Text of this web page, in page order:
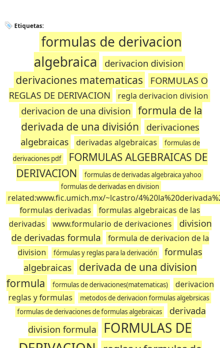
Etiquetas:
formulas de derivacion
algebraica
derivacion division
derivaciones matematicas
FORMULAS O
REGLAS DE DERIVACION
regla derivacion division
derivacion de una division
formula de la
derivada de una división
derivaciones
algebraicas
derivadas algebraicas
formulas de
derivaciones pdf
FORMULAS ALGEBRAICAS DE
DERIVACION
formulas de derivadas algebraica yahoo
formulas de derivadas en division
related:www.fic.umich.mx/~lcastro/
formulas derivadas
formulas algebraicas de las
derivadas
www.formulario de derivaciones
division
de derivadas formula
formula de derivacion de la
division
fórmulas y reglas para la derivación
formulas
algebraicas
derivada de una division
formula
formulas de derivaciones(matematicas)
derivacion
reglas y formulas
metodos de derivacion formulas algebrsicas
formulas de derivaciones de formulas algebraicas
derivada
division formula
FORMULAS DE